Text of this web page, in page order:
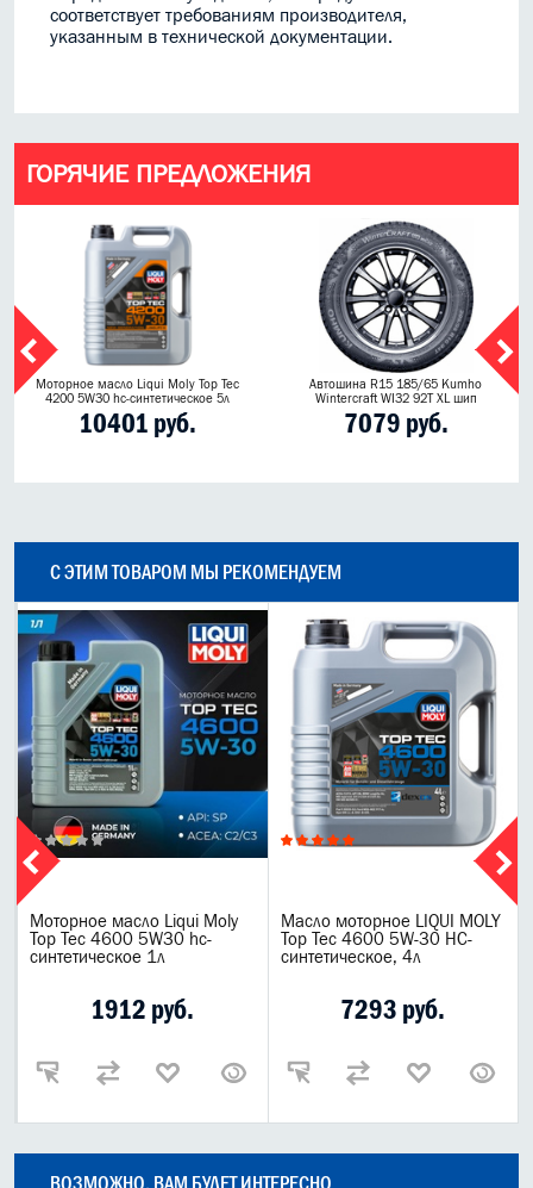
соответствует требованиям производителя,
указанным в технической документации.
ГОРЯЧИЕ ПРЕДЛОЖЕНИЯ
Моторное масло Liqui Moly Top Tec
4200 5W30 hc-синтетическое 5л
10401 руб.
Автошина R15 185/65 Kumho
Wintercraft WI32 92T XL шип
7079 руб.
С ЭТИМ ТОВАРОМ МЫ РЕКОМЕНДУЕМ
Моторное масло Liqui Moly
Top Tec 4600 5W30 hc-
синтетическое 1л
1912 руб.
Масло моторное LIQUI MOLY
Top Tec 4600 5W-30 НС-
синтетическое, 4л
7293 руб.
ВОЗМОЖНО, ВАМ БУДЕТ ИНТЕРЕСНО